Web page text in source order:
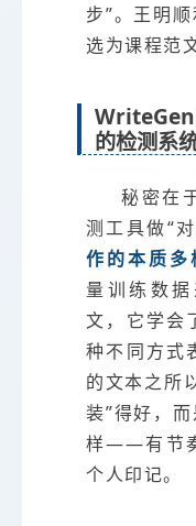
步”。王明
选为课程范
的检测系
秘密在
测工具做“
作的本质多
量训练数
文，它学会
种不同方式
的文本之所
装”得好，
样——有节
个人印记。